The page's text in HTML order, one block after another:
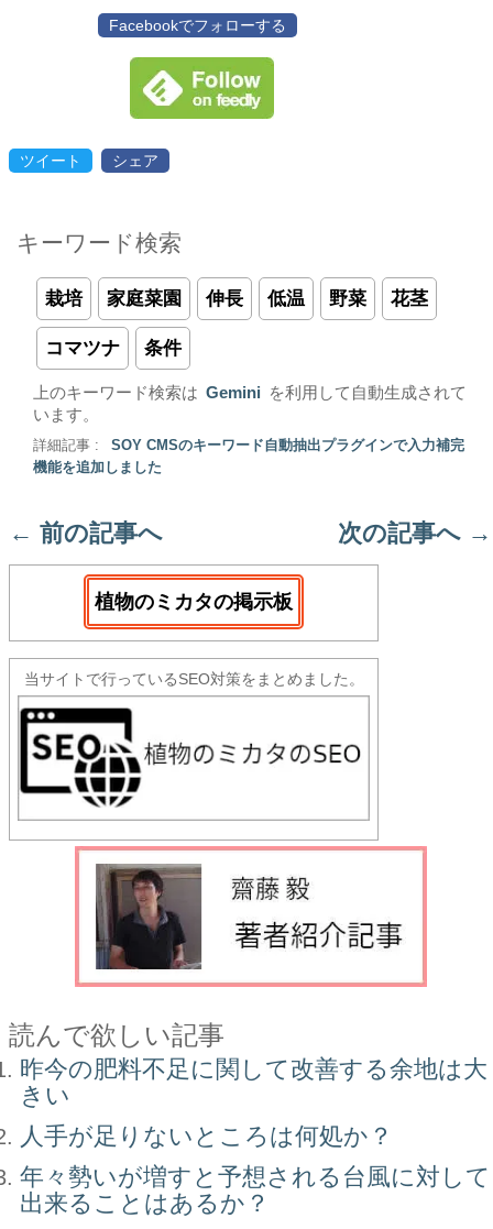
Facebookでフォローする
ツイート シェア
キーワード検索
栽培 家庭菜園 伸長 低温 野菜 花茎
コマツナ 条件
上のキーワード検索は Gemini
を利用して自動生成されて
います。
詳細記事 :
SOY CMSのキーワード自動抽出プラグインで入力補完
機能を追加しました
← 前の記事へ 次の記事へ →
植物のミカタの掲示板
当サイトで行っているSEO対策をまとめました。
読んで欲しい記事
昨今の肥料不足に関して改善する余地は大
きい
人手が足りないところは何処か？
年々勢いが増すと予想される台風に対して
出来ることはあるか？